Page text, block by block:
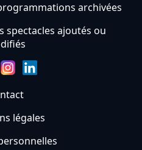
archivées
spectacles ajoutés ou
légales